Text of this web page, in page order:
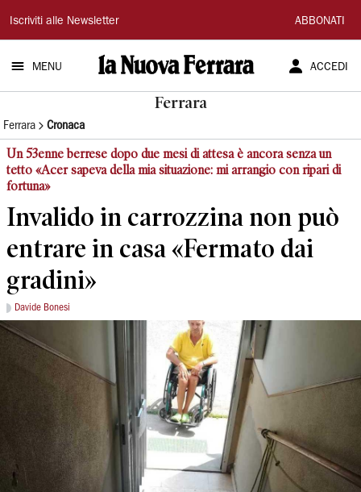
La
Nuova
Ferrara
Iscriviti alle Newsletter ABBONATI
MENU ACCEDI
Ferrara
Ferrara Cronaca
Un 53enne berrese dopo due mesi di attesa è ancora senza un
tetto «Acer sapeva della mia situazione: mi arrangio con ripari di
fortuna»
Invalido in carrozzina non può
entrare in casa «Fermato dai
gradini»
Davide Bonesi